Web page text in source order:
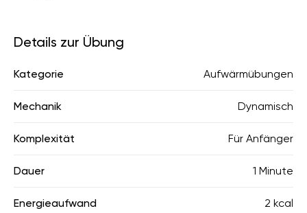
Details zur Übung
Kategorie Aufwärmübungen
Mechanik Dynamisch
Komplexität Für Anfänger
Dauer 1 Minute
Energieaufwand 2 kcal